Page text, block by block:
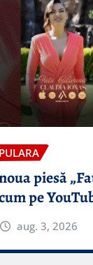
piesă
pe
aug. 3, 2026